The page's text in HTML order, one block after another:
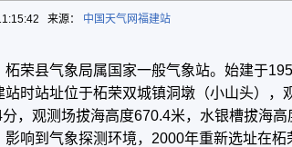
来源： 中国天气网福建站
县气象局属国家一般气象站。始建于
站时站址位于柘荣双城镇洞墩（小山头），
，观测场拔海高度670.4米，水银槽拔海
影响到气象探测环境，2000年重新选址在